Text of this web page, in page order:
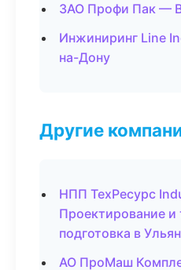
ЗАО Профи Пак —
Инжиниринг Line
на-Дону
Другие
НПП ТехРесурс
Проектирование и
подготовка в
АО ПроМаш